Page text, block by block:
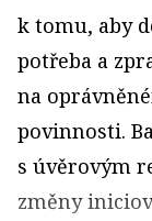
k tomu, aby
potřeba a
na
povinnosti.
s úvěrovým
změny